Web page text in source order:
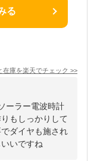
る
在庫を楽天でチェック >>
ーラー電波時計
もしっかりして
ダイヤも施され
いですね